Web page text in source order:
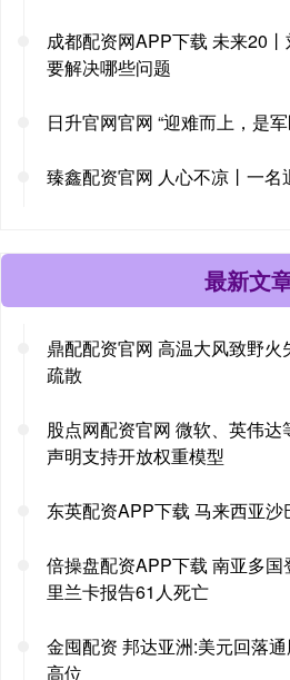
成都配资网APP下载 未来20
要解决哪些问题
日升官网官网 “迎难而上，是
臻鑫配资官网 人心不凉丨一
最新文
鼎配配资官网 高温大风致野火
疏散
股点网配资官网 微软、英伟
声明支持开放权重模型
东英配资APP下载 马来西亚
倍操盘配资APP下载 南亚多
里兰卡报告61人死亡
金囤配资 邦达亚洲:美元回落
高位